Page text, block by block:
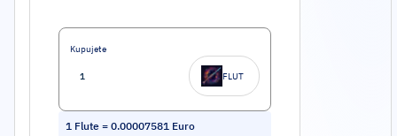
Kupujete
FLUT
1 Flute = 0.00007581 Euro